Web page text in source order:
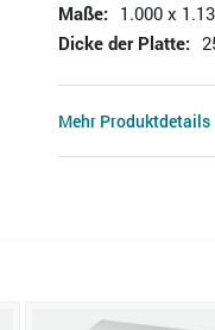
Maße: 1.000 x
Dicke der Platte:
Mehr Produktdetails